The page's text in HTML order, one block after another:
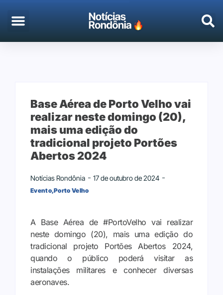
Base Aérea de Porto Velho vai
realizar neste domingo (20),
mais uma edição do
tradicional projeto Portões
Abertos 2024
Notícias Rondônia 17 de outubro de 2024
Evento,Porto Velho
A Base Aérea de #PortoVelho vai realizar
neste domingo (20), mais uma edição do
tradicional projeto Portões Abertos 2024,
quando o público poderá visitar as
instalações militares e conhecer diversas
aeronaves.